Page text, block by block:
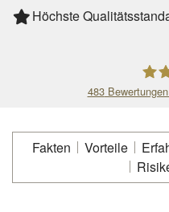
Höchste
483
Fakten Vorteile